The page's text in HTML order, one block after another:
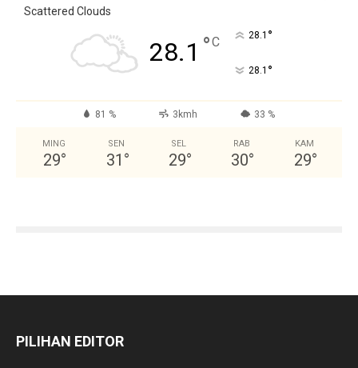
Scattered Clouds
28.1 °C 28.1 °
28.1 °
81 % 3kmh 33 %
MING
29°
SEN
31 °
SEL
29°
RAB
30°
KAM
29°
PILIHAN EDITOR